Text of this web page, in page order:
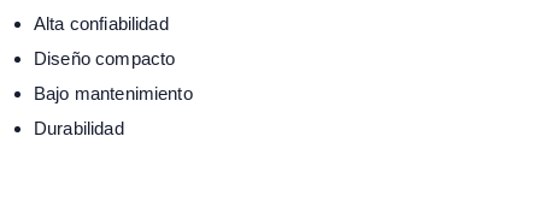
Alta confiabilidad
Diseño compacto
Bajo mantenimiento
Durabilidad